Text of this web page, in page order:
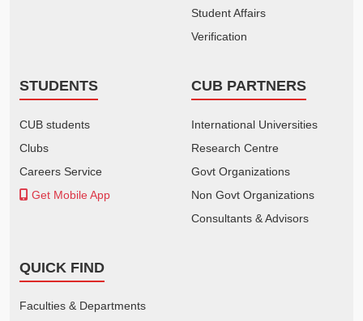
Student Affairs
Verification
STUDENTS
CUB students
Clubs
Careers Service
Get Mobile App
CUB PARTNERS
International Universities
Research Centre
Govt Organizations
Non Govt Organizations
Consultants & Advisors
QUICK FIND
Faculties & Departments